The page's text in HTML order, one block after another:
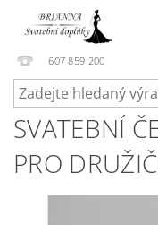
607 859 200
SVATEBNÍ
PRO